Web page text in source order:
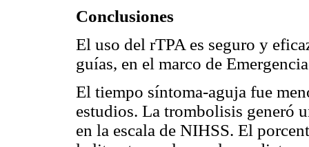
Conclusiones
El uso del rTPA es seguro y
guías, en el marco de
El tiempo síntoma-aguja fue
estudios. La trombolisis generó
en la escala de NIHSS. El